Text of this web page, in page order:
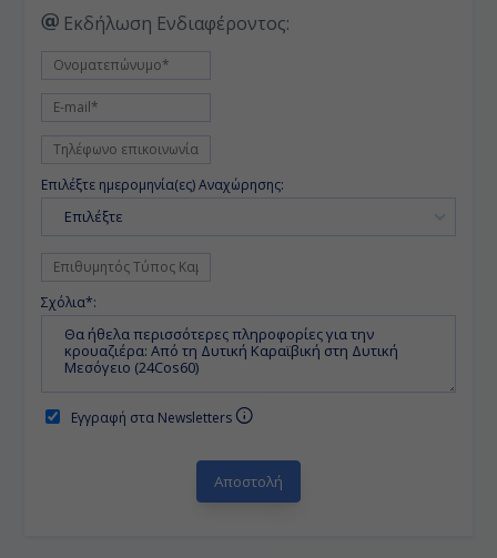
Εκδήλωση Ενδιαφέροντος:
Επιλέξτε ημερομηνία(ες) Αναχώρησης:
Επιλέξτε
Σχόλια*:
Εγγραφή στα Newsletters